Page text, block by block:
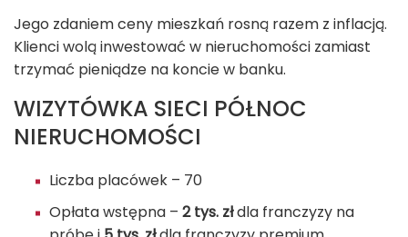
Jego zdaniem ceny mieszkań rosną razem z inflacją.
Klienci wolą inwestować w nieruchomości zamiast
trzymać pieniądze na koncie w banku.
WIZYTÓWKA SIECI PÓŁNOC
NIERUCHOMOŚCI
Liczba placówek – 70
Opłata wstępna – 2 tys. złdla franczyzy na